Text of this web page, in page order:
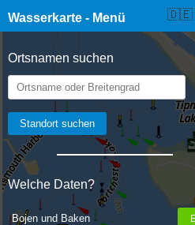
Wasserkarte - Menü
Ortsnamen suchen
Welche Daten?
Bojen und Baken
☰ Wasserkarte Live 🇩🇪